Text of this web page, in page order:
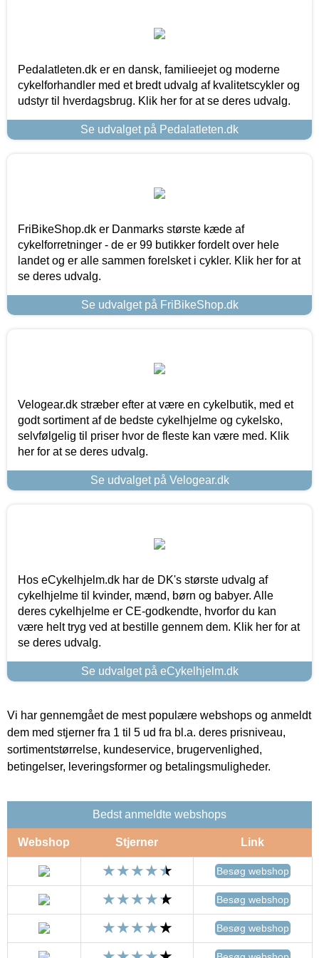
Pedalatleten.dk er en dansk, familieejet og moderne
cykelforhandler med et bredt udvalg af kvalitetscykler og
udstyr til hverdagsbrug. Klik her for at se deres udvalg.
Se udvalget på Pedalatleten.dk
FriBikeShop.dk er Danmarks største kæde af
cykelforretninger - de er 99 butikker fordelt over hele
landet og er alle sammen forelsket i cykler. Klik her for at
se deres udvalg.
Se udvalget på FriBikeShop.dk
Velogear.dk stræber efter at være en cykelbutik, med et
godt sortiment af de bedste cykelhjelme og cykelsko,
selvfølgelig til priser hvor de fleste kan være med. Klik
her for at se deres udvalg.
Se udvalget på Velogear.dk
Hos eCykelhjelm.dk har de DK's største udvalg af
cykelhjelme til kvinder, mænd, børn og babyer. Alle
deres cykelhjelme er CE-godkendte, hvorfor du kan
være helt tryg ved at bestille gennem dem. Klik her for at
se deres udvalg.
Se udvalget på eCykelhjelm.dk
Vi har gennemgået de mest populære webshops og anmeldt
dem med stjerner fra 1 til 5 ud fra bl.a. deres prisniveau,
sortimentstørrelse, kundeservice, brugervenlighed,
betingelser, leveringsformer og betalingsmuligheder.
Bedst anmeldte webshops
Webshop Stjerner Link
Besøg webshop
Besøg webshop
Besøg webshop